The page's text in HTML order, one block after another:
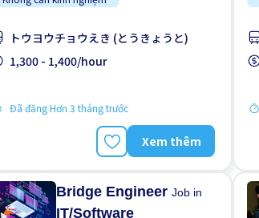
Ưu tiên có visa học sinh
WKND & HOL tắt
トウヨウチョウえき (とうきょうと)
1,300 - 1,400/hour
Đã đăng Hơn 3 tháng trước
Xem thêm
Bridge EngineerJob in
IT/Software